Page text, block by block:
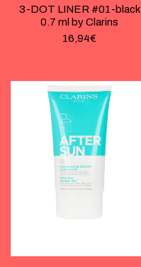
3-DOT LINER #01-black
0.7 ml by Clarins
16,94€